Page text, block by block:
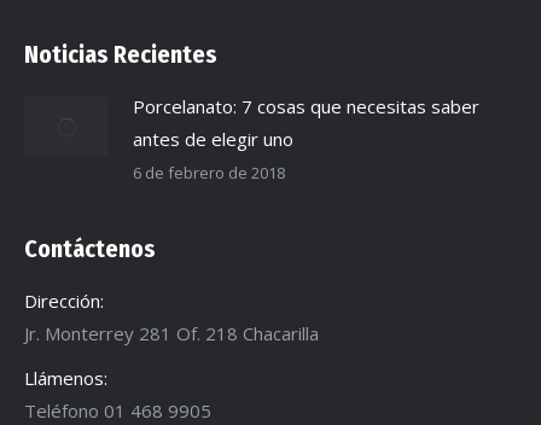
Noticias Recientes
Porcelanato: 7 cosas que necesitas saber
antes de elegir uno
6 de febrero de 2018
Contáctenos
Dirección:
Jr. Monterrey 281 Of. 218 Chacarilla
Llámenos:
Teléfono 01 468 9905